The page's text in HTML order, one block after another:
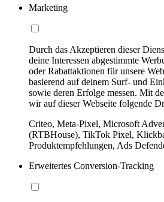
Marketing
Durch das Akzeptieren dieser
deine Interessen abgestimmte
oder Rabattaktionen für unsere
basierend auf deinem Surf- und
sowie deren Erfolge messen. Mit
wir auf dieser Webseite folgende
Criteo, Meta-Pixel, Microsoft
(RTBHouse), TikTok Pixel,
Produktempfehlungen, Ads
Erweitertes Conversion-Tracking